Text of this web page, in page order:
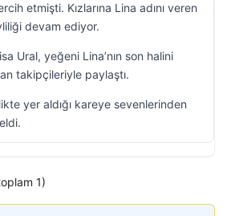
etmişti. Kızlarına Lina adını veren
devam ediyor.
Ural, yeğeni Lina’nın son halini
takipçileriyle paylaştı.
yer aldığı kareye sevenlerinden
1)